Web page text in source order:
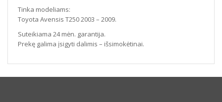
Tinka modeliams:
Toyota Avensis T250 2003 – 2009.
Suteikiama 24 mėn. garantija.
Prekę galima įsigyti dalimis – išsimokėtinai.